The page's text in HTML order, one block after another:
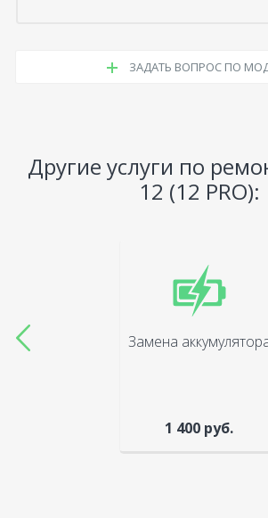
ЗАДАТЬ ВОПРОС ПО
Другие услуги по
12 (12 PRO):
Замена
1 400 руб.